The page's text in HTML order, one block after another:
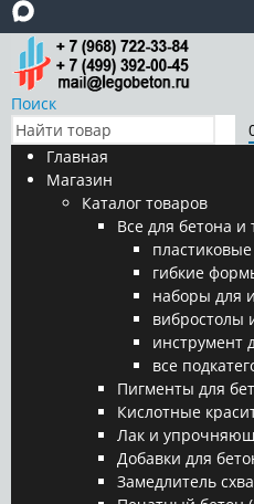
Поиск
Главная
Магазин
Каталог товаров
Все для бетона и
гибкие
наборы для
вибростолы
инструмент
все
Пигменты для
Кислотные
Лак и
Добавки для
Замедлитель